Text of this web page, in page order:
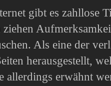
gibt es zahllose
ziehen
Als eine der
herausgestellt,
allerdings erwähnt